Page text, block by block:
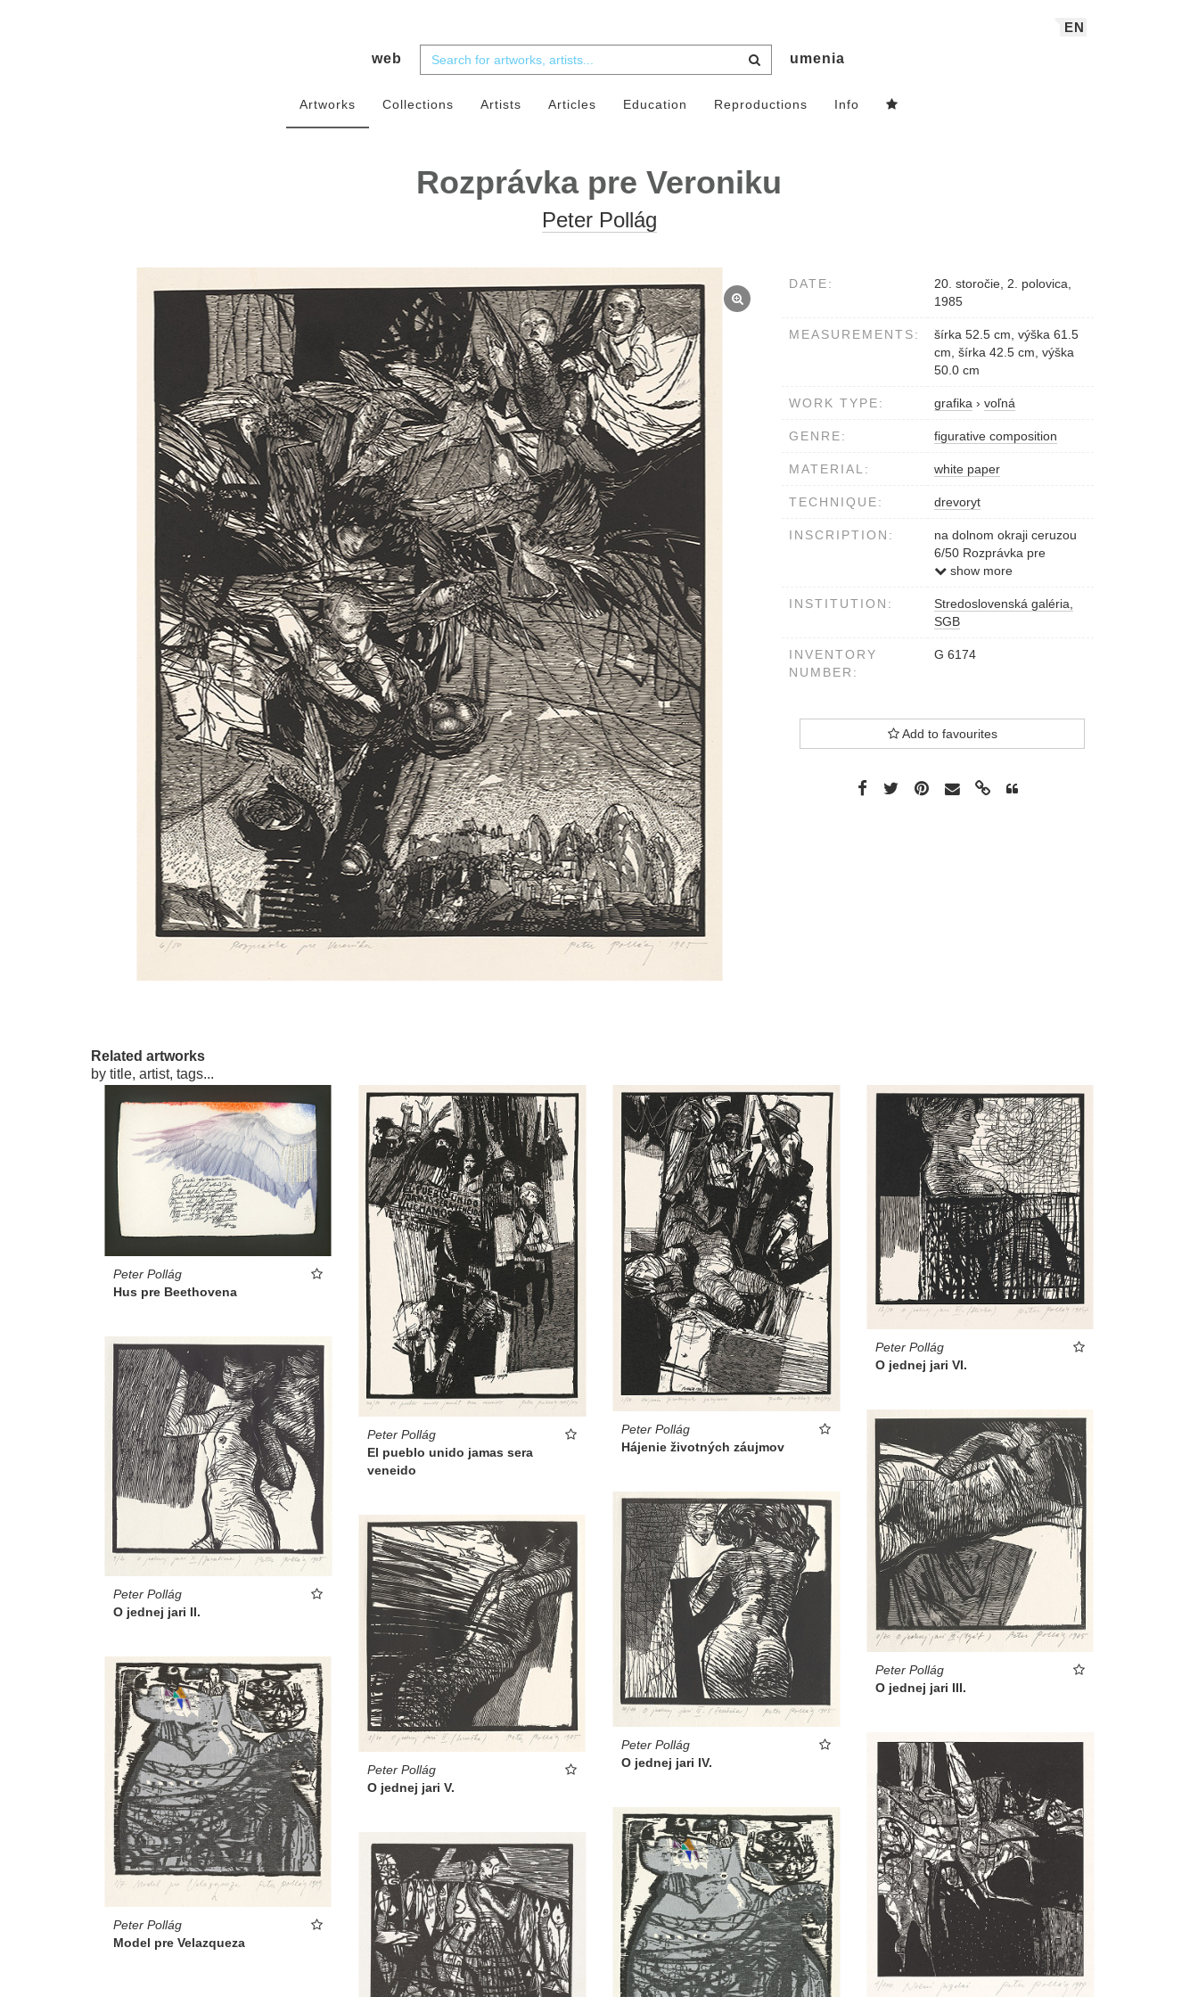
EN
web umenia
Artworks Collections Artists Articles Education Reproductions Info
Rozprávka pre Veroniku
Peter Pollág
DATE:
20. storočie, 2. polovica,
1985
MEASUREMENTS:
šírka 52.5 cm, výška 61.5
cm, šírka 42.5 cm, výška
50.0 cm
WORK TYPE: grafika › voľná
GENRE: figurative composition
MATERIAL: white paper
TECHNIQUE: drevoryt
INSCRIPTION:
na dolnom okraji ceruzou
6/50 Rozprávka pre
Veroniku Peter Pollág
show more
INSTITUTION:
Stredoslovenská galéria,
SGB
INVENTORY
NUMBER:
G 6174
Add to favourites
Related artworks
by title, artist, tags...
Peter Pollág
Hus pre Beethovena
Peter Pollág
El pueblo unido jamas sera
veneido
Peter Pollág
Hájenie životných záujmov
Peter Pollág
O jednej jari VI.
Peter Pollág
O jednej jari II.
Peter Pollág
O jednej jari III.
Peter Pollág
O jednej jari IV.
Peter Pollág
O jednej jari V.
Peter Pollág
Model pre Velazqueza